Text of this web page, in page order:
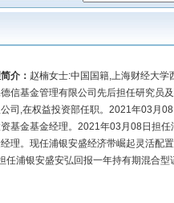
介： 赵楠女士:中国国籍,上海财经大
信基金管理有限公司先后担任研究员
司,在权益投资部任职。2021年03月
基金基金经理。2021年03月08日担
理。现任浦银安盛经济带崛起灵活配
任浦银安盛安弘回报一年持有期混合型